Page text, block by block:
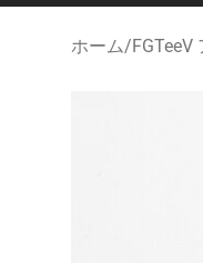
ホーム/FGTeeV